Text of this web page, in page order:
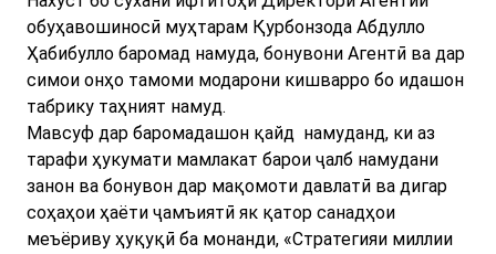
обуҳавошиносӣ муҳтарам Қурбонзода Абдулло
Ҳабибулло баромад намуда, бонувони Агентӣ ва дар
симои онҳо тамоми модарони кишварро бо идашон
табрику таҳният намуд.
Мавсуф дар баромадашон қайд намуданд, ки аз
тарафи ҳукумати мамлакат барои ҷалб намудани
занон ва бонувон дар мақомоти давлатӣ ва дигар
соҳаҳои ҳаёти ҷамъиятӣ як қатор санадҳои
меъёриву ҳуқуқӣ ба монанди, «Стратегияи миллии